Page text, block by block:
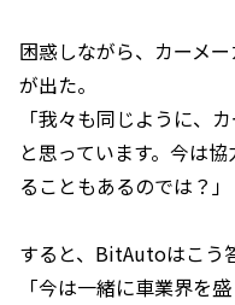
困惑しながら、カーメ
が出た。
「我々も同じように、
と思っています。今は
ることもあるのでは？」
すると、BitAutoはこう
「今は一緒に車業界を